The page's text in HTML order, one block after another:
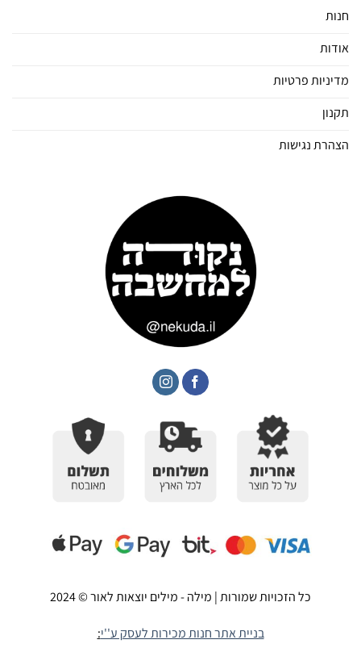
חנות
אודות
מדיניות פרטיות
תקנון
הצהרת נגישות
כל הזכויות שמורות | מילה - מילים יוצאות לאור © 2024
בניית אתר חנות מכירות לעסק ע''י:
מילים יוצאות לאור